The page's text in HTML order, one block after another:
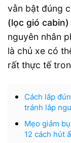
vẫn bật đúng
(lọc gió
nguyên nhân
là chủ xe có
rất thực tế
Cách lắp
tránh lắp
Mẹo giảm
12 cách hút